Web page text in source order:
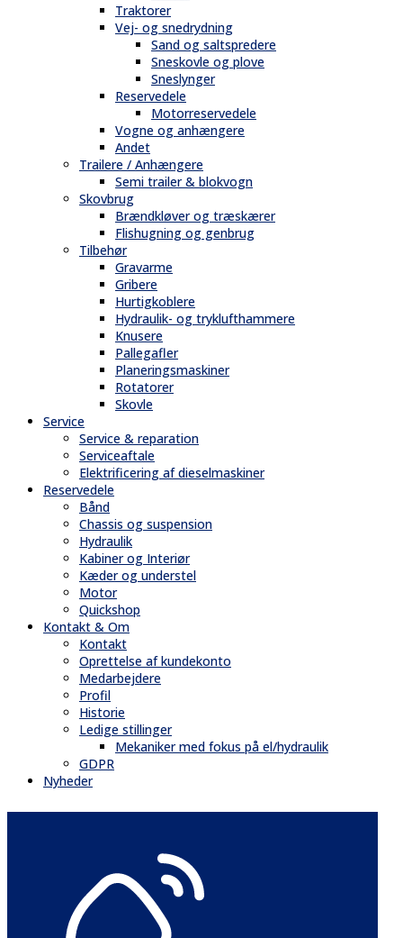
Traktorer
Vej- og snedrydning
Sand og saltspredere
Sneskovle og plove
Sneslynger
Reservedele
Motorreservedele
Vogne og anhængere
Andet
Trailere / Anhængere
Semi trailer & blokvogn
Skovbrug
Brændkløver og træskærer
Flishugning og genbrug
Tilbehør
Gravarme
Gribere
Hurtigkoblere
Hydraulik- og tryklufthammere
Knusere
Pallegafler
Planeringsmaskiner
Rotatorer
Skovle
Service
Service & reparation
Serviceaftale
Elektrificering af dieselmaskiner
Reservedele
Bånd
Chassis og suspension
Hydraulik
Kabiner og Interiør
Kæder og understel
Motor
Quickshop
Kontakt & Om
Kontakt
Oprettelse af kundekonto
Medarbejdere
Profil
Historie
Ledige stillinger
Mekaniker med fokus på el/hydraulik
GDPR
Nyheder